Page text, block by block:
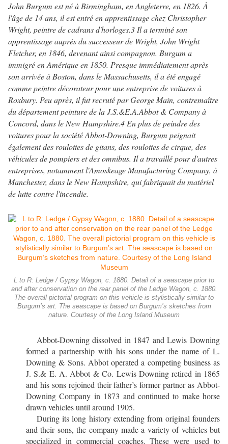
John Burgum est né à Birmingham, en Angleterre, en 1826. À
l'âge de 14 ans, il est entré en apprentissage chez Christopher
Wright, peintre de cadrans d'horloges.3 Il a terminé son
apprentissage auprès du successeur de Wright, John Wright
Fletcher, en 1846, devenant ainsi compagnon. Burgum a
immigré en Amérique en 1850. Presque immédiatement après
son arrivée à Boston, dans le Massachusetts, il a été engagé
comme peintre décorateur pour une entreprise de voitures à
Roxbury. Peu après, il fut recruté par George Main, contremaître
du département peinture de la J.S.&E.A.Abbot & Company à
Concord, dans le New Hampshire.4 En plus de peindre des
voitures pour la société Abbot-Downing, Burgum peignait
également des roulottes de gitans, des roulottes de cirque, des
véhicules de pompiers et des omnibus. Il a travaillé pour d'autres
entreprises, notamment l'Amoskeage Manufacturing Company, à
Manchester, dans le New Hampshire, qui fabriquait du matériel
de lutte contre l'incendie.
L to R: Ledge / Gypsy Wagon, c. 1880. Detail of a seascape prior to
and after conservation on the rear panel of the Ledge Wagon, c. 1880.
The overall pictorial program on this vehicle is stylistically similar to
Burgum’s art. The seascape is based on Burgum’s sketches from
nature. Courtesy of the Long Island Museum
Abbot-Downing dissolved in 1847 and Lewis Downing
formed a partnership with his sons under the name of L.
Downing & Sons. Abbot operated a competing business as
J. S.& E. A. Abbot & Co. Lewis Downing retired in 1865
and his sons rejoined their father’s former partner as Abbot-
Downing Company in 1873 and continued to make horse
drawn vehicles until around 1905.
During its long history extending from original founders
and their sons, the company made a variety of vehicles but
specialized in commercial coaches. These wereused to